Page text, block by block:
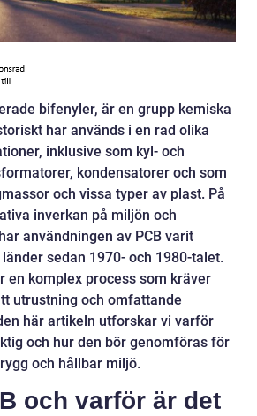
bifenyler, är en grupp kemiska
har används i en rad olika
inklusive som kyl- och
kondensatorer och som
och vissa typer av plast. På
inverkan på miljön och
användningen av PCB varit
sedan 1970- och 1980-talet.
en komplex process som kräver
utrustning och omfattande
här artikeln utforskar vi varför
och hur den bör genomföras för
och hållbar miljö.
och varför är det